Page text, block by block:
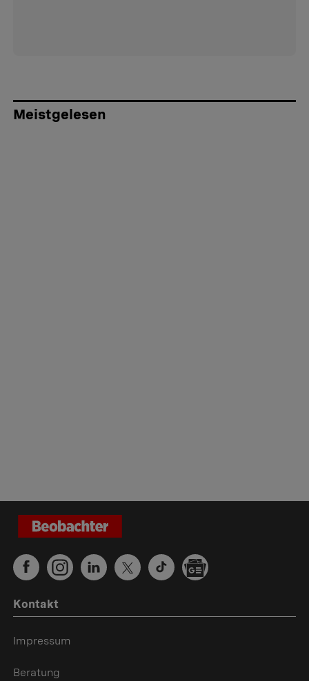
Meistgelesen
Kontakt
Impressum
Beratung